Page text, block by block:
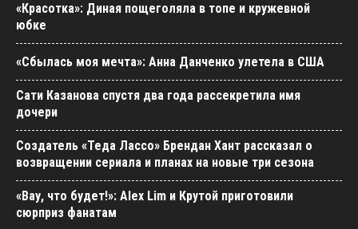
«Красотка»: Диная пощеголяла в топе и кружевной
юбке
«Сбылась моя мечта»: Анна Данченко улетела в США
Сати Казанова спустя два года рассекретила имя
дочери
Создатель «Теда Лассо» Брендан Хант рассказал о
возвращении сериала и планах на новые три сезона
«Вау, что будет!»: Alex Lim и Крутой приготовили
сюрприз фанатам